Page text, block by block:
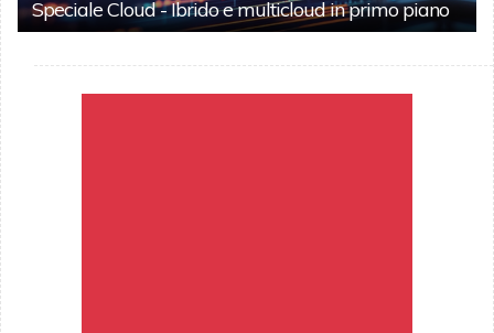
Speciale Cloud - Ibrido e multicloud in primo piano